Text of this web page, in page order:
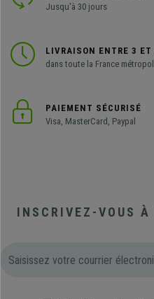
Jusqu'à 30 jours
LIVRAISON ENTRE 3 ET
dans toute la France
PAIEMENT SÉCURISÉ
Visa, MasterCard, Paypal
INSCRIVEZ-VOUS À